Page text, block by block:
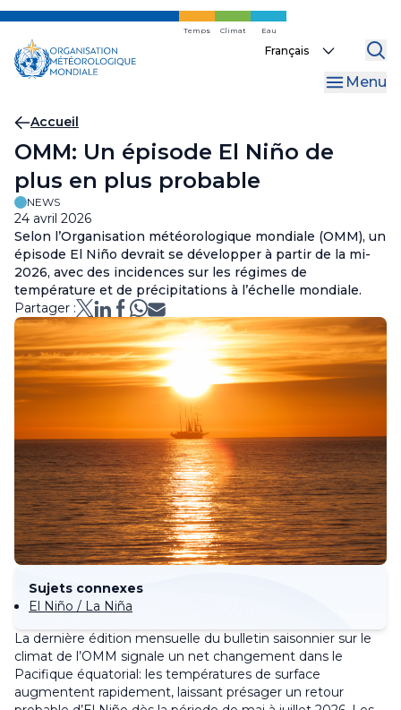
Skip
main
content
Temps Climat Eau
Select
Menu
Fil
d'Ariane
Accueil
OMM: Un épisode El Niño de
plus en plus probable
NEWS
24 avril 2026
Selon l’Organisation météorologique mondiale (OMM), un
épisode El Niño devrait se développer à partir de la mi-
2026, avec des incidences sur les régimes de
température et de précipitations à l’échelle mondiale.
Partager :
Sujets connexes
El Niño / La Niña
La dernière édition mensuelle du bulletin saisonnier sur le
climat de l’OMM signale un net changement dans le
Pacifique équatorial: les températures de surface
augmentent rapidement, laissant présager un retour